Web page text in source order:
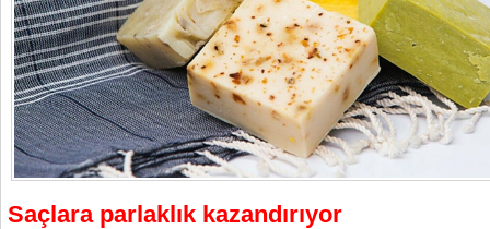
Saçlara parlaklık kazandırıyor